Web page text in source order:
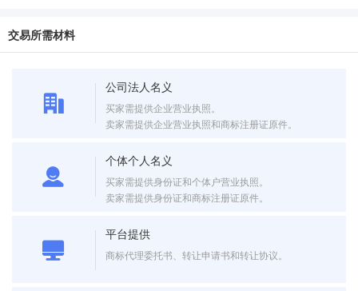
交易所需材料
公司法人名义
买家需提供企业营业执照。
卖家需提供企业营业执照和商标注册证原件。
个体个人名义
买家需提供身份证和个体户营业执照。
卖家需提供身份证和商标注册证原件。
平台提供
商标代理委托书、转让申请书和转让协议。